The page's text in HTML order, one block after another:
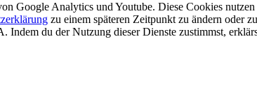
Google Analytics und Youtube. Diese Cookies
zu einem späteren Zeitpunkt zu ändern oder
Indem du der Nutzung dieser Dienste zustimmst,